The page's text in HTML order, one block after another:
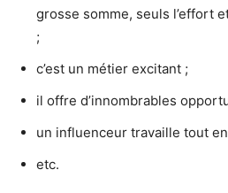
grosse somme, seuls l’effort
;
c’est un métier excitant ;
il offre d’innombrables
un influenceur travaille tout
etc.